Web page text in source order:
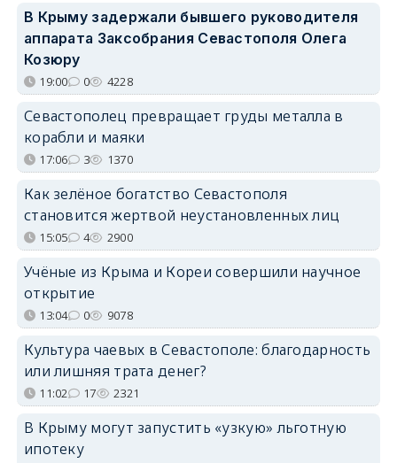
В Крыму задержали бывшего руководителя
аппарата Заксобрания Севастополя Олега
Козюру
19:00 0 4228
Севастополец превращает груды металла в
корабли и маяки
17:06 3 1370
Как зелёное богатство Севастополя
становится жертвой неустановленных лиц
15:05 4 2900
Учёные из Крыма и Кореи совершили научное
открытие
13:04 0 9078
Культура чаевых в Севастополе: благодарность
или лишняя трата денег?
11:02 17 2321
В Крыму могут запустить «узкую» льготную
ипотеку